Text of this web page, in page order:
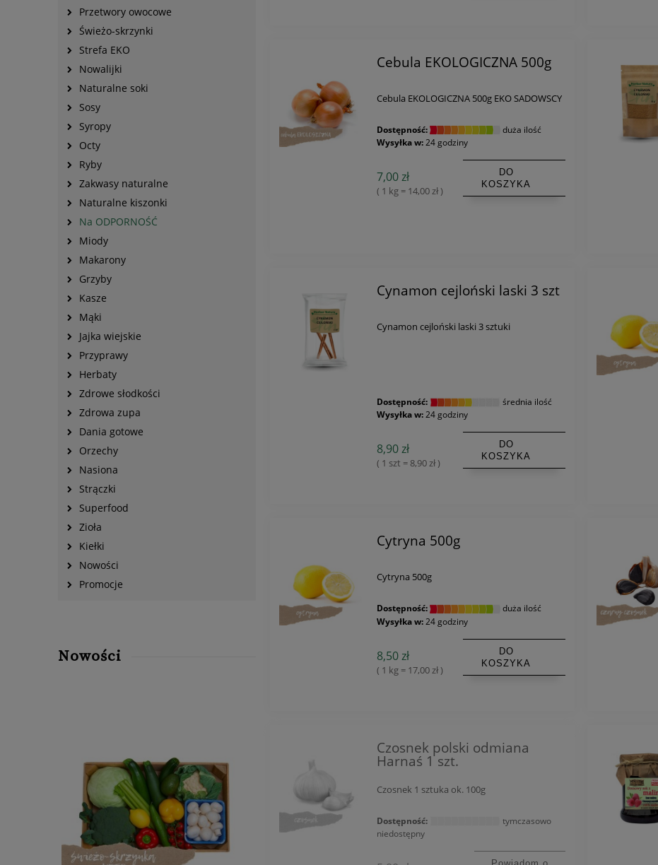
Przetwory owocowe
Świeżo-skrzynki
Strefa EKO
Nowalijki
Naturalne soki
Sosy
Syropy
Octy
Ryby
Zakwasy naturalne
Naturalne kiszonki
Na ODPORNOŚĆ
Miody
Makarony
Grzyby
Kasze
Mąki
Jajka wiejskie
Przyprawy
Herbaty
Zdrowe słodkości
Zdrowa zupa
Dania gotowe
Orzechy
Nasiona
Strączki
Superfood
Zioła
Kiełki
Nowości
Promocje
Nowości
Cebula EKOLOGICZNA 500g
Cebula EKOLOGICZNA 500g EKO SADOWSCY
Dostępność:
duża ilość
Wysyłka w:24 godziny
7,00 zł
( 1 kg = 14,00 zł )
DO
KOSZYKA
Cynamon cejloński laski 3 szt
Cynamon cejloński laski 3 sztuki
Dostępność:
średnia ilość
Wysyłka w: 24 godziny
8,90 zł
( 1 szt = 8,90 zł )
DO
KOSZYKA
Cytryna 500g
Cytryna 500g
Dostępność:
duża ilość
Wysyłka w: 24 godziny
8,50 zł
( 1 kg = 17,00 zł )
DO
KOSZYKA
Czosnek polski odmiana
Harnaś 1 szt.
Czosnek 1 sztuka ok. 100g
Dostępność:
tymczasowo
niedostępny